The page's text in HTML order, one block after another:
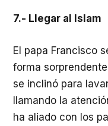
7.- Llegar al Islam
El papa Francisco
forma
se inclinó para
llamando la
ha aliado con los